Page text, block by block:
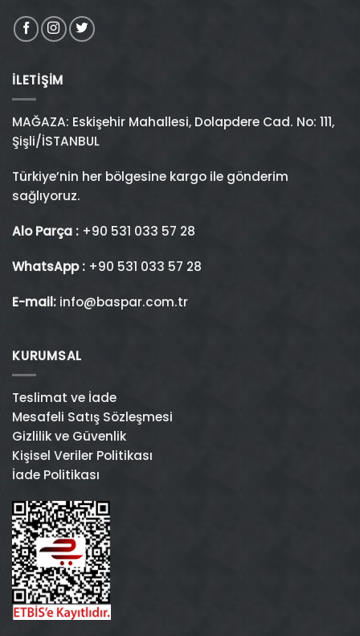
İLETIŞIM
MAĞAZA: Eskişehir Mahallesi, Dolapdere Cad. No: 111,
Şişli/İSTANBUL
Türkiye’nin her bölgesine kargo ile gönderim
sağlıyoruz.
Alo Parça : +90 531 033 57 28
WhatsApp : +90 531 033 57 28
E-mail: info@baspar.com.tr
KURUMSAL
Teslimat ve İade
Mesafeli Satış Sözleşmesi
Gizlilik ve Güvenlik
Kişisel Veriler Politikası
İade Politikası